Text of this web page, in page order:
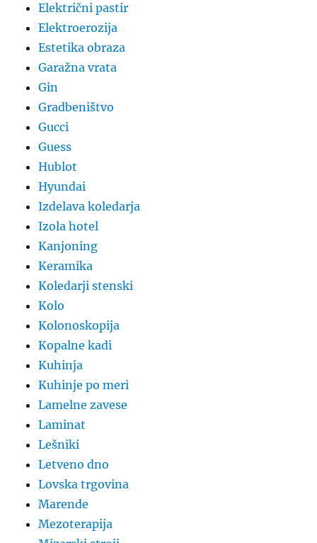
Električni pastir
Elektroerozija
Estetika obraza
Garažna vrata
Gin
Gradbeništvo
Gucci
Guess
Hublot
Hyundai
Izdelava koledarja
Izola hotel
Kanjoning
Keramika
Koledarji stenski
Kolo
Kolonoskopija
Kopalne kadi
Kuhinja
Kuhinje po meri
Lamelne zavese
Laminat
Lešniki
Letveno dno
Lovska trgovina
Marende
Mezoterapija